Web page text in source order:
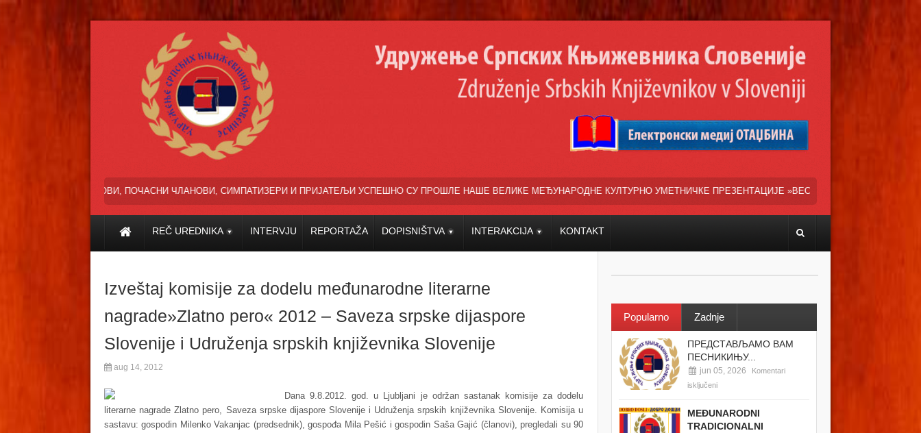
ПОЧАСНИ ЧЛАНОВИ, СИМПАТИЗЕРИ И ПРИЈАТЕЉИ УСПЕШНО СУ ПРОШЛЕ НАШЕ ВЕЛИКЕ МЕЂУНАРОДНЕ КУЛТУРНО УМЕТНИЧКЕ ПРЕЗЕНТАЦИЈЕ »ВЕСЕЛИ ДАНИ СРПСКЕ ДИЈАСПОРЕ« НАША ТРЕНУТНА
REČ UREDNIKA INTERVJU REPORTAŽA DOPISNIŠTVA INTERAKCIJA KONTAKT
Izveštaj komisije za dodelu međunarodne literarne
nagrade»Zlatno pero« 2012 – Saveza srpske dijaspore
Slovenije i Udruženja srpskih književnika Slovenije
aug 14, 2012
Dana 9.8.2012. god. u Ljubljani je održan sastanak komisije za dodelu
literarne nagrade Zlatno pero, Saveza srpske dijaspore Slovenije i Udruženja srpskih književnika Slovenije. Komisija u
sastavu: gospodin Milenko Vakanjac (predsednik), gospođa Mila Pešić i gospodin Saša Gajić (članovi), pregledali su 90
Popularno Zadnje
ПРЕДСТАВЉАМО ВАМ
ПЕСНИКИЊУ...
jun 05, 2026
Komentari
isključeni
MEĐUNARODNI
TRADICIONALNI